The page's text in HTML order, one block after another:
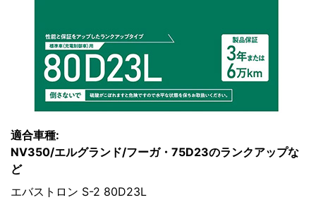
適合車種:
NV350/エルグランド/フーガ・75D23のランクアップな
ど
エバストロン S-2 80D23L